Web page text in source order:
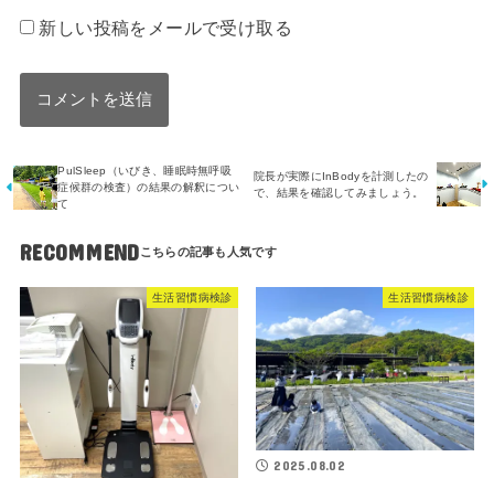
新しい投稿をメールで受け取る
PulSleep（いびき、睡眠時無呼吸
症候群の検査）の結果の解釈につい
て
院長が実際にInBodyを計測したの
で、結果を確認してみましょう。
RECOMMEND
生活習慣病検診 生活習慣病検診
2025.08.02